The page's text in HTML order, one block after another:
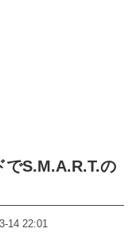
S.M.A.R.T.の
14 22:01